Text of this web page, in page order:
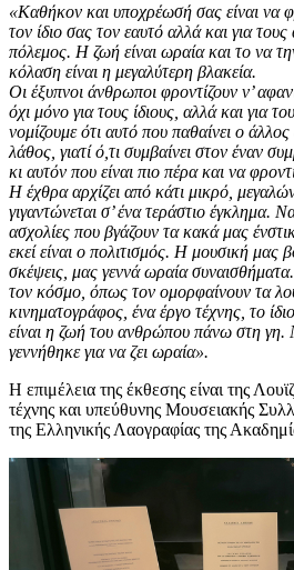
«Καθήκον και υποχρέωσή σας είναι να
τον ίδιο σας τον εαυτό αλλά και για
πόλεμος. Η ζωή είναι ωραία και το να
κόλαση είναι η μεγαλύτερη βλακεία.
Οι έξυπνοι άνθρωποι φροντίζουν ν’
όχι μόνο για τους ίδιους, αλλά και για
νομίζουμε ότι αυτό που παθαίνει ο
λάθος, γιατί ό,τι συμβαίνει στον έναν
κι αυτόν που είναι πιο πέρα και να
Η έχθρα αρχίζει από κάτι μικρό,
γιγαντώνεται σ’ ένα τεράστιο έγκλημα.
ασχολίες που βγάζουν τα κακά μας
εκεί είναι ο πολιτισμός. Η μουσική μας
σκέψεις, μας γεννά ωραία
τον κόσμο, όπως τον ομορφαίνουν τα
κινηματογράφος, ένα έργο τέχνης, το
είναι η ζωή του ανθρώπου πάνω στη γη.
γεννήθηκε για να ζει ωραία».
Η επιμέλεια της έκθεσης είναι της
τέχνης και υπεύθυνης Μουσειακής
της Ελληνικής Λαογραφίας της